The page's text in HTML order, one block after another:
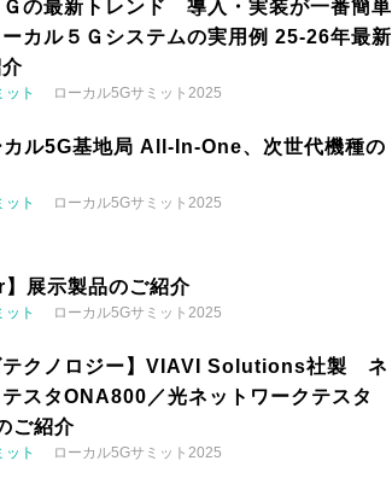
Ｇの最新トレンド 導入・実装が一番簡単
カル５Ｇシステムの実用例 25-26年最新
ット ローカル5Gサミット2025
カル5G基地局 All-In-One、次世代機種の
ット ローカル5Gサミット2025
展示製品のご紹介
ット ローカル5Gサミット2025
テクノロジー】VIAVI Solutions社製 ネ
スタONA800／光ネットワークテスタ
ご紹介
ット ローカル5Gサミット2025